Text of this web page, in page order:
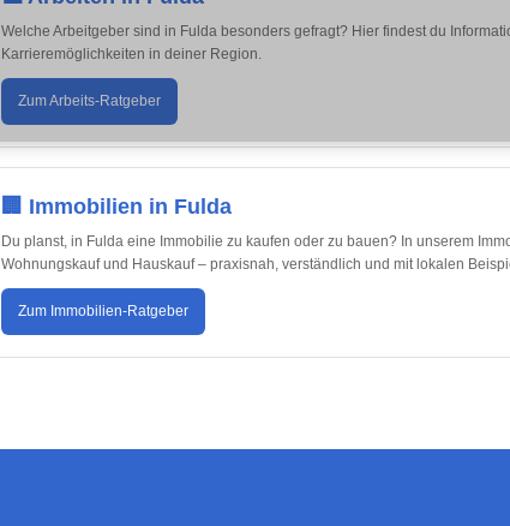
Welche Arbeitgeber sind in Fulda besonders gefragt? Hier findest du
Karrieremöglichkeiten in deiner Region.
Zum Arbeits-Ratgeber
🏢 Immobilien in Fulda
Du planst, in Fulda eine Immobilie zu kaufen oder zu bauen? In unserem
Wohnungskauf und Hauskauf – praxisnah, verständlich und mit lokalen
Zum Immobilien-Ratgeber